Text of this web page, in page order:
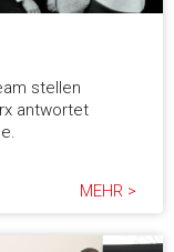
stellen
antwortet
MEHR >